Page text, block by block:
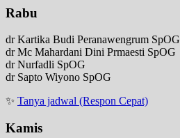
Rabu
dr Kartika Budi Peranawengrum SpOG
dr Mc Mahardani Dini Prmaesti SpOG
dr Nurfadli SpOG
dr Sapto Wiyono SpOG
✨ Tanya jadwal (Respon Cepat)
Kamis